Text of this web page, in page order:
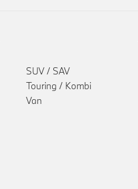
SUV / SAV
Touring / Kombi
Van